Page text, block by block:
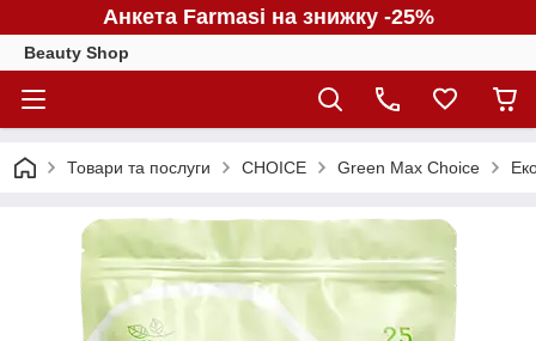
Анкета Farmasi на знижку -25%
Beauty Shop
Товари та послуги CHOICE Green Max Choice